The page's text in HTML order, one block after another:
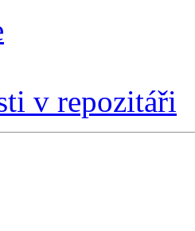
v repozitáři